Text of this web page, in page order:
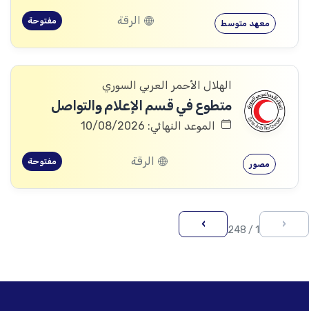
معهد متوسط الرقة مفتوحة
الهلال الأحمر العربي السوري
متطوع في قسم الإعلام والتواصل
الموعد النهائي: 10/08/2026
مصور الرقة مفتوحة
‹
1 / 248
›